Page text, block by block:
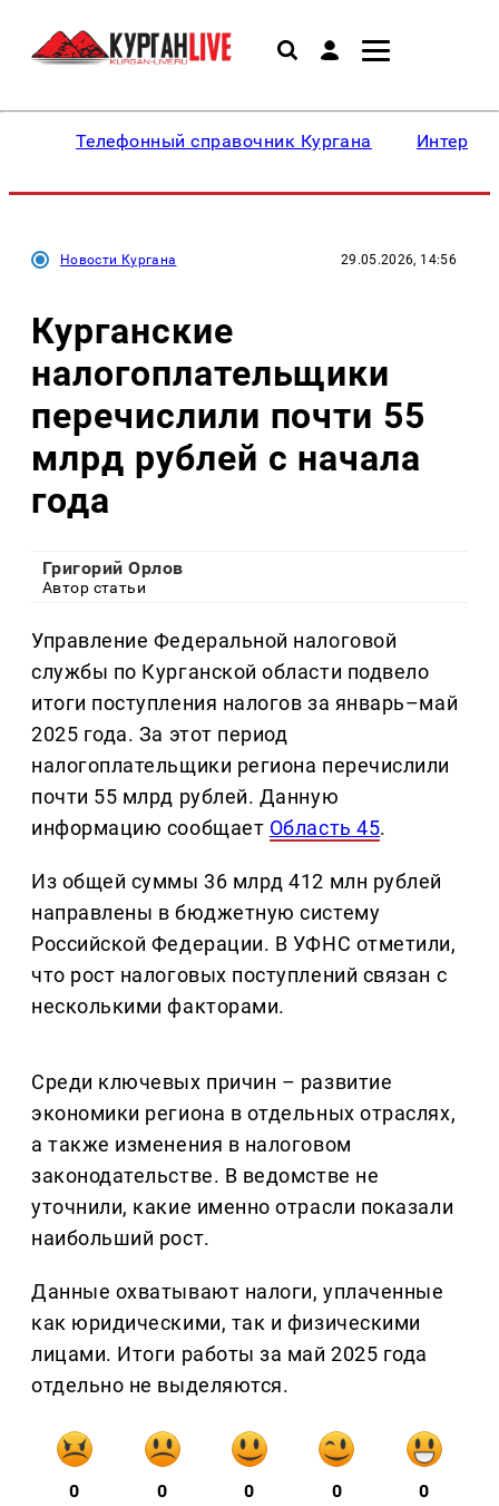
Телефонный справочник Кургана
Новости Кургана 29.05.2026, 14:56
Курганские
налогоплательщики
перечислили почти 55
млрд рублей с начала
года
Григорий Орлов
Автор статьи
Управление Федеральной налоговой
службы по Курганской области подвело
итоги поступления налогов за январь–май
2025 года. За этот период
налогоплательщики региона перечислили
почти 55 млрд рублей. Данную
информацию сообщает Область 45.
Из общей суммы 36 млрд 412 млн рублей
направлены в бюджетную систему
Российской Федерации. В УФНС отметили,
что рост налоговых поступлений связан с
несколькими факторами.
Среди ключевых причин – развитие
экономики региона в отдельных отраслях,
а также изменения в налоговом
законодательстве. В ведомстве не
уточнили, какие именно отрасли показали
наибольший рост.
Данные охватывают налоги, уплаченные
как юридическими, так и физическими
лицами. Итоги работы за май 2025 года
отдельно не выделяются.
0 0 0 0 0